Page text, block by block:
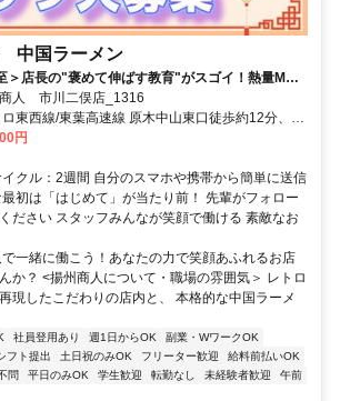
中国ラーメン
＞店長の"褒めて伸ばす教育"がスゴイ！熱量MAX
！
人 市川二俣店_1316
東西線/東葉高速線 原木中山東口徒歩約12分、京
歩約13分、ＪＲ総武本線 下総中山南口徒歩約14
円
クル：2週間 自分のスマホや携帯から簡単に送信
初は「はじめて」が当たり前！ 先輩がフォロー
ださい スタッフみんなが笑顔で働ける 素敵なお
一緒に働こう！あなたの力で笑顔あふれるお店
か？ <揚州商人について・職場の雰囲気＞ レトロ
現したこだわりの店内と、 本格的な中国ラーメ
社員登用あり 週1日からOK
副業・WワークOK
フト提出 土日祝のみOK フリーター歓迎
給料前払いOK
問 平日のみOK 学生歓迎 転勤なし 未経験者歓迎
午前